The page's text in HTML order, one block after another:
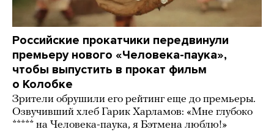
Российские прокатчики передвинули
премьеру нового «Человека-паука»,
чтобы выпустить в прокат фильм
о Колобке
Зрители обрушили его рейтинг еще до премьеры.
Озвучивший хлеб Гарик Харламов: «Мне глубоко
***** на Человека-паука, я Бэтмена люблю!»